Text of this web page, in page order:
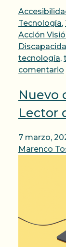
Categorías
Tecnología,
Acción
tecnología,
comentario
Nuevo
Lector
7 marzo,
Marenco